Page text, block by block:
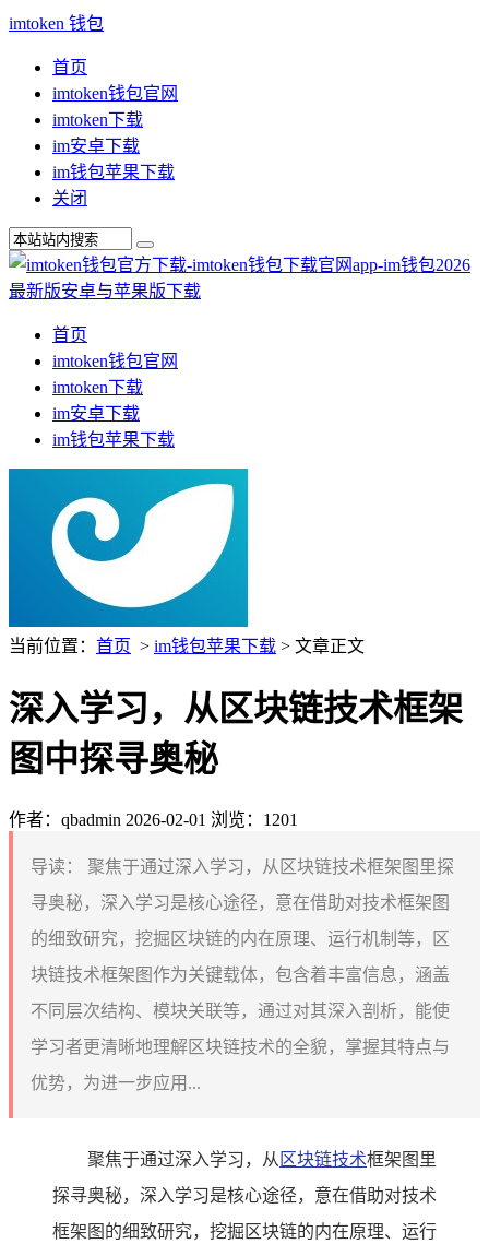
imtoken 钱包
首页
imtoken钱包官网
imtoken下载
im安卓下载
im钱包苹果下载
关闭
首页
imtoken钱包官网
imtoken下载
im安卓下载
im钱包苹果下载
当前位置： 首页 > im钱包苹果下载 > 文章正文
深入学习，从区块链技术框架
图中探寻奥秘
作者：qbadmin 2026-02-01 浏览：1201
导读：
聚焦于通过深入学习，从区块链技术框架图里探
寻奥秘，深入学习是核心途径，意在借助对技术框架图
的细致研究，挖掘区块链的内在原理、运行机制等，区
块链技术框架图作为关键载体，包含着丰富信息，涵盖
不同层次结构、模块关联等，通过对其深入剖析，能使
学习者更清晰地理解区块链技术的全貌，掌握其特点与
优势，为进一步应用...
聚焦于通过深入学习，从 区块链技术框架图里
探寻奥秘，深入学习是核心途径，意在借助对技术
框架图的细致研究，挖掘区块链的内在原理、运行